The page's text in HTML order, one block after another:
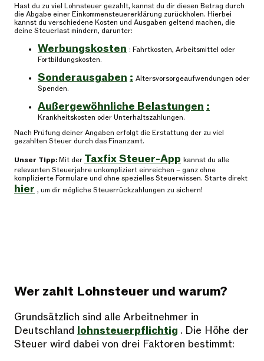
Hast du zu viel Lohnsteuer gezahlt, kannst du dir diesen Betrag durch
die Abgabe einer Einkommensteuererklärung zurückholen. Hierbei
kannst du verschiedene Kosten und Ausgaben geltend machen, die
deine Steuerlast mindern, darunter:
Werbungskosten : Fahrtkosten, Arbeitsmittel oder
Fortbildungskosten.
Sonderausgaben : Altersvorsorgeaufwendungen oder
Spenden.
Außergewöhnliche Belastungen :
Krankheitskosten oder Unterhaltszahlungen.
Nach Prüfung deiner Angaben erfolgt die Erstattung der zu viel
gezahlten Steuer durch das Finanzamt.
Unser Tipp:Mit der Taxfix Steuer-App kannst du alle
relevanten Steuerjahre unkompliziert einreichen – ganz ohne
komplizierte Formulare und ohne spezielles Steuerwissen. Starte direkt
hier , um dir mögliche Steuerrückzahlungen zu sichern!
Wer zahlt Lohnsteuer und warum?
Grundsätzlich sind alle Arbeitnehmer in
Deutschland lohnsteuerpflichtig . Die Höhe der
Steuer wird dabei von drei Faktoren bestimmt: